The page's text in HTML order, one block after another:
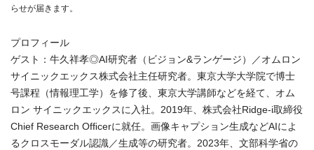
らせが届きます。
プロフィール
ゲスト：牛久祥孝◎AI研究者（ビジョン&ランゲージ）／オムロン
サイニックエックス株式会社主任研究者。東京大学大学院で博士
号課程（情報理工学）を修了後、東京大学講師などを経て、オム
ロン サイニックエックスに入社。2019年、株式会社Ridge-i取締役
Chief Research Ofﬁcerに就任。画像キャプション生成などAIによ
るクロスモーダル認識／生成等の研究者。2023年、文部科学省の